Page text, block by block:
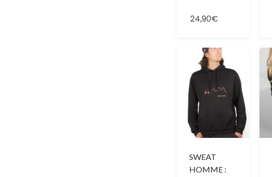
24,90€
SWEAT
HOMME :